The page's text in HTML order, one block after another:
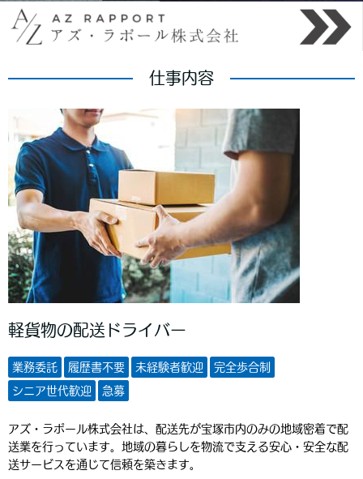
仕事内容
軽貨物の配送ドライバー
業務委託 履歴書不要 未経験者歓迎 完全歩合制
シニア世代歓迎 急募
アズ・ラポール株式会社は、配送先が宝塚市内のみの地域密着で配
送業を行っています。地域の暮らしを物流で支える安心・安全な配
送サービスを通じて信頼を築きます。